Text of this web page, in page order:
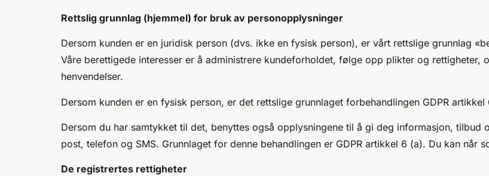
Rettslig grunnlag (hjemmel) for bruk av personopplysninger
Dersom kunden er en juridisk person (dvs. ikke en fysisk person), er vårt rettslige grunnlag
Våre berettigede interesser er å administrere kundeforholdet, følge opp plikter og rettigheter,
henvendelser.
Dersom kunden er en fysisk person, er det rettslige grunnlaget forbehandlingen GDPR
Dersom du har samtykket til det, benyttes også opplysningene til å gi deg informasjon,
post, telefon og SMS. Grunnlaget for denne behandlingen er GDPR artikkel 6 (a). Du kan når
De registrertes rettigheter